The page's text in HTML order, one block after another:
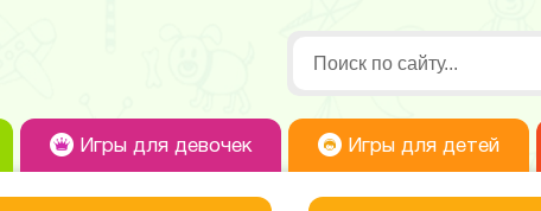
Игры для девочек Игры для детей